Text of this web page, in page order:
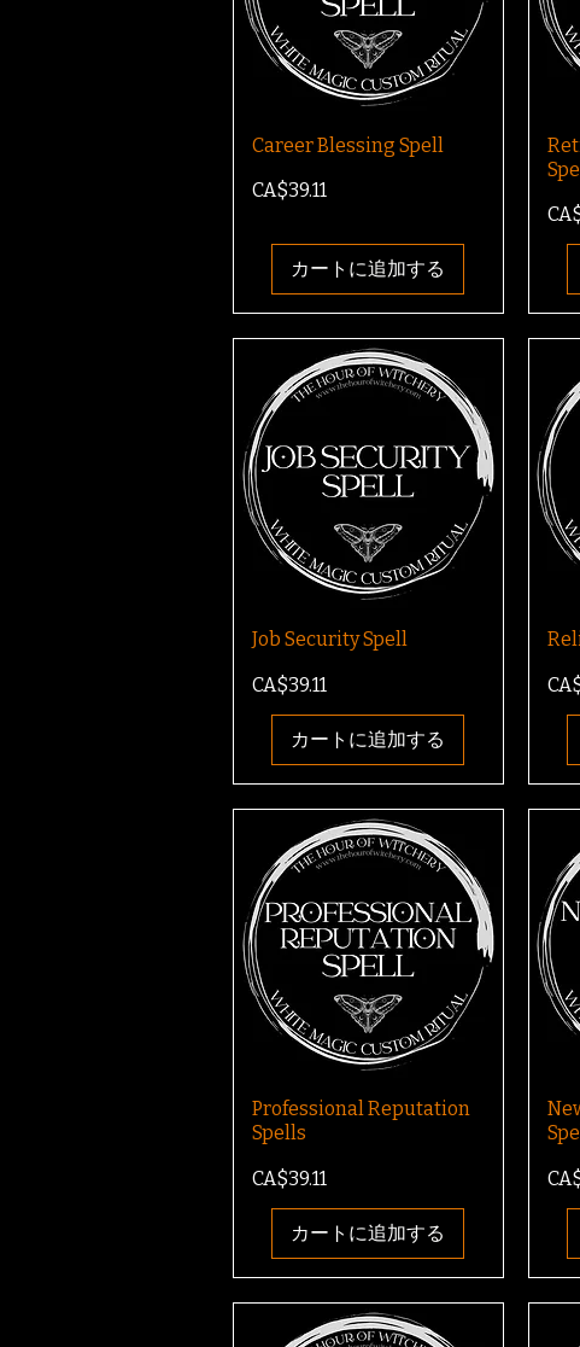
Career Blessing Spell
価格
CA$39.11
カートに追加する
価
Job Security Spell
価格
CA$39.11
カートに追加する
価
Professional Reputation
Spells
価格
CA$39.11
カートに追加する
価